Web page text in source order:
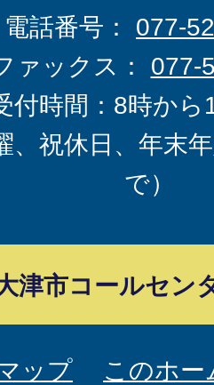
電話番号： 077-
ァックス： 077-
付時間：8時から
、祝休日、年末
で）
津市コールセン
ップ このホ